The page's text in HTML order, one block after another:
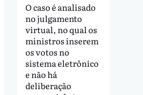
O caso é analisado
no julgamento
virtual, no qual os
ministros inserem
os votos no
sistema eletrônico
e não há
deliberação